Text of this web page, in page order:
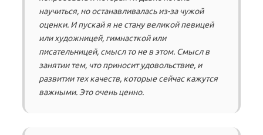
научиться, но останавливалась из-за чужой
оценки. И пускай я не стану великой певицей
или художницей, гимнасткой или
писательницей, смысл то не в этом. Смысл в
занятии тем, что приносит удовольствие, и
развитии тех качеств, которые сейчас кажутся
важными. Это очень ценно.